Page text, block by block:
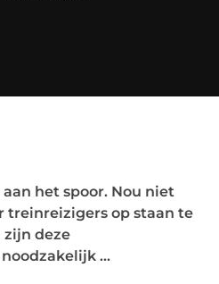
het spoor. Nou niet
treinreizigers op staan te
zijn deze
...